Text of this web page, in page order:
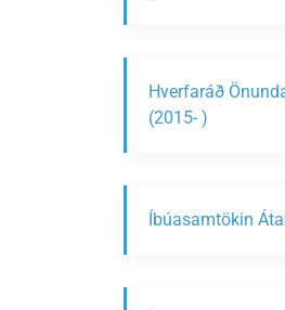
Hverfaráð
(2015- )
Íbúasamtökin